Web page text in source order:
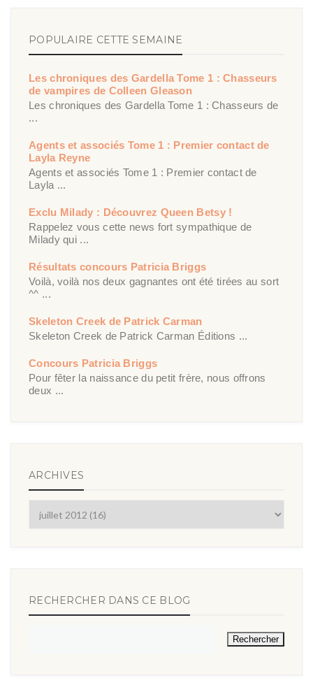
POPULAIRE CETTE SEMAINE
Les chroniques des Gardella Tome 1 : Chasseurs
de vampires de Colleen Gleason
Les chroniques des Gardella Tome 1 : Chasseurs de
...
Agents et associés Tome 1 : Premier contact de
Layla Reyne
Agents et associés Tome 1 : Premier contact de
Layla ...
Exclu Milady : Découvrez Queen Betsy !
Rappelez vous cette news fort sympathique de
Milady qui ...
Résultats concours Patricia Briggs
Voilà, voilà nos deux gagnantes ont été tirées au sort
^^ ...
Skeleton Creek de Patrick Carman
Skeleton Creek de Patrick Carman Éditions ...
Concours Patricia Briggs
Pour fêter la naissance du petit frère, nous offrons
deux ...
ARCHIVES
RECHERCHER DANS CE BLOG